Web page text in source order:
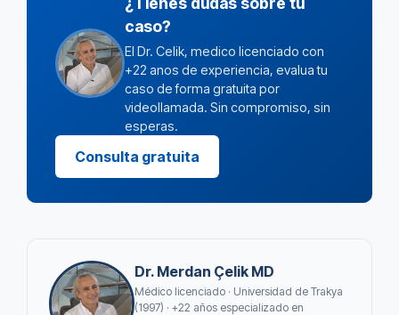
caso?
El Dr. Celik, medico licenciado con
+22 anos de experiencia, evalua tu
caso de forma gratuita por
videollamada. Sin compromiso, sin
esperas.
Consulta gratuita
Dr. Merdan Çelik MD
Médico licenciado · Universidad de Trakya
(1997) · +22 años especializado en